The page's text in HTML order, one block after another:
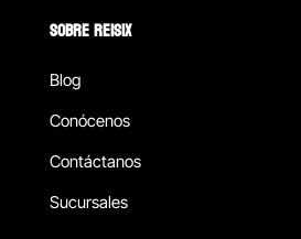
SOBRE REISIX
Blog
Conócenos
Contáctanos
Sucursales